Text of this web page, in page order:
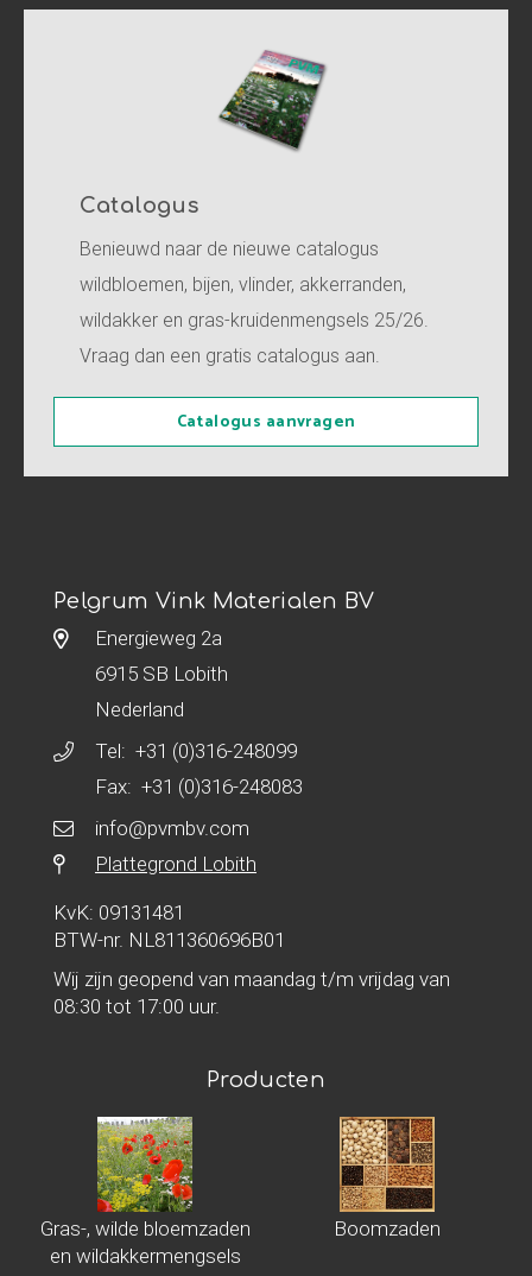
Catalogus
Benieuwd naar de nieuwe catalogus
wildbloemen, bijen, vlinder, akkerranden,
wildakker en gras-kruidenmengsels 25/26.
Vraag dan een gratis catalogus aan.
Catalogus aanvragen
Pelgrum Vink Materialen BV
Energieweg 2a
6915 SB Lobith
Nederland
Tel: +31 (0)316-248099
Fax: +31 (0)316-248083
info@pvmbv.com
Plattegrond Lobith
KvK: 09131481
BTW-nr. NL811360696B01
Wij zijn geopend van maandag t/m vrijdag van
08:30 tot 17:00 uur.
Producten
Gras-, wilde bloemzaden
en wildakkermengsels
Boomzaden